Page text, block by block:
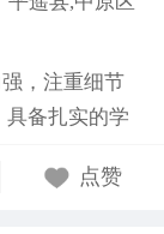
时负责研究
理工作，与
年7月在
论文查重、
老师与学生
强，在读期
，注重细节
具备扎实的学
队协作与跨
点赞